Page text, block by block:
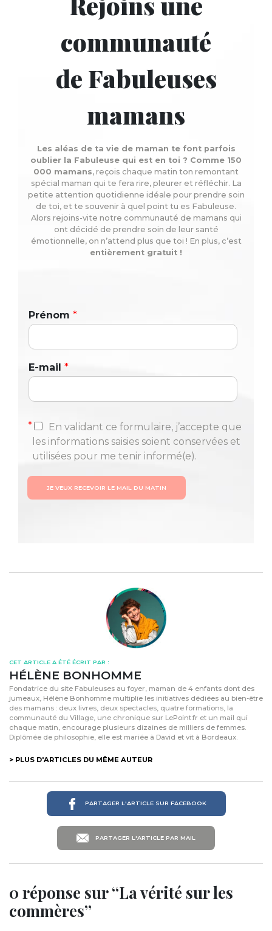
communauté
de Fabuleuses
mamans
Les aléas de ta vie de maman te font parfois
oublier la Fabuleuse qui est en toi ? Comme 150
000 mamans, reçois chaque matin ton remontant
spécial maman qui te fera rire, pleurer et réfléchir. La
petite attention quotidienne idéale pour prendre soin
de toi, et te souvenir à quel point tu es Fabuleuse.
Alors rejoins-vite notre communauté de mamans qui
ont décidé de prendre soin de leur santé
émotionnelle, on n’attend plus que toi ! En plus, c’est
entièrement gratuit !
Prénom *
E-mail *
*
En validant ce formulaire, j’accepte que
les informations saisies soient conservées et
utilisées pour me tenir informé(e).
JE VEUX RECEVOIR LE MAIL DU MATIN
CET ARTICLE A ÉTÉ ÉCRIT PAR :
HÉLÈNE BONHOMME
Fondatrice du site Fabuleuses au foyer, maman de 4 enfants dont des
jumeaux, Hélène Bonhomme multiplie les initiatives dédiées au bien-être
des mamans : deux livres, deux spectacles, quatre formations, la
communauté du Village, une chronique sur LePoint.fr et un mail qui
chaque matin, encourage plusieurs dizaines de milliers de femmes.
Diplômée de philosophie, elle est mariée à David et vit à Bordeaux.
> PLUS D'ARTICLES DU MÊME AUTEUR
PARTAGER L'ARTICLE SUR FACEBOOK
PARTAGER L'ARTICLE PAR MAIL
0 réponse sur “La vérité sur les
commères”